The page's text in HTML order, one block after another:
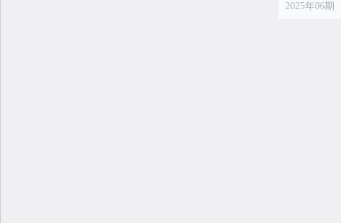
2025年06期